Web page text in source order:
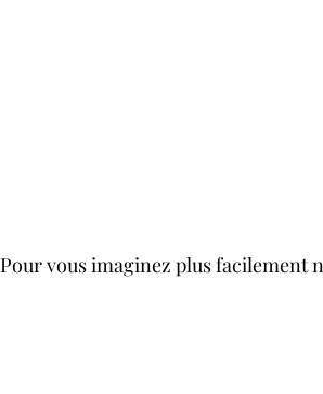
Pour vous imaginez plus facilement